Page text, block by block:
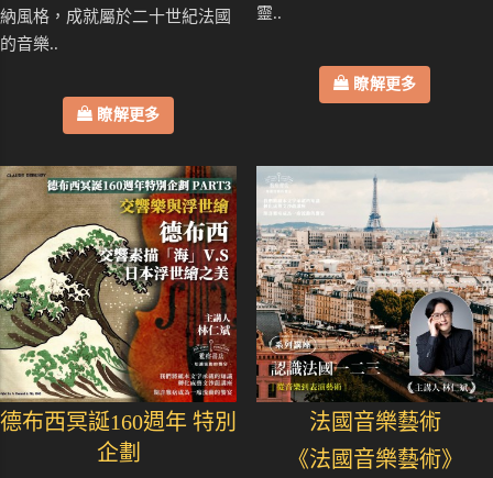
納風格，成就屬於二十世紀法國
的音樂..
瞭解更多
靈..
瞭解更多
德布西冥誕160週年 特別
企劃
法國音樂藝術
《法國音樂藝術》